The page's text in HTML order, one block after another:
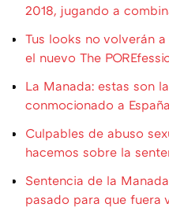
2018, jugando a
Tus looks no volverán
el nuevo The
La Manada: estas son
conmocionado a España
Culpables de abuso
hacemos sobre la
Sentencia de la
pasado para que fuera